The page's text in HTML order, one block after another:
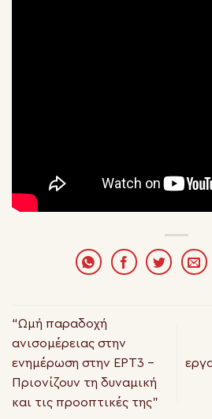
“Ωμή παραδοχή
ανισομέρειας στην
ενημέρωση στην ΕΡΤ3 –
Πριονίζουν τη δυναμική
και τις προοπτικές της”